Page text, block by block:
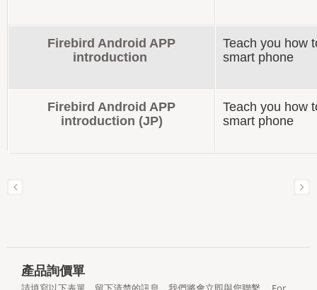
Firebird Android APP
introduction
Teach you how
smart phone
Firebird Android APP
introduction (JP)
Teach you how
smart phone